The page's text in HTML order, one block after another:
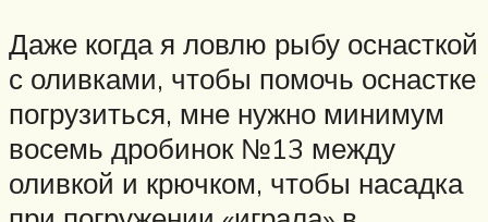
Даже когда я ловлю рыбу оснасткой
с оливками, чтобы помочь оснастке
погрузиться, мне нужно минимум
восемь дробинок №13 между
оливкой и крючком, чтобы насадка